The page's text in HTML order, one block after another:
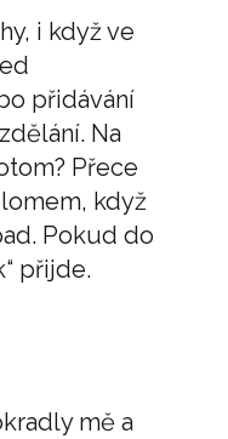
i když ve
přidávání
Na
Přece
když
Pokud do
přijde.
mě a